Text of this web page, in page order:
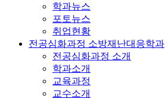
학과뉴스
포토뉴스
취업현황
전공심화과정 소방재난대응학과
전공심화과정 소개
학과소개
교육과정
교수소개